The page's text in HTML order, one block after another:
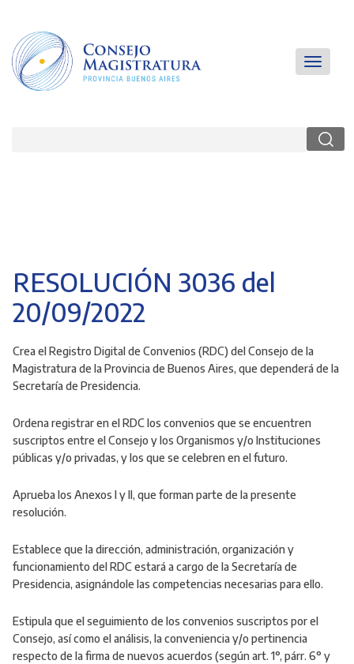
contenido
principal
MainToggle
RESOLUCIÓN 3036 del
20/09/2022
Crea el Registro Digital de Convenios (RDC) del Consejo de la
Magistratura de la Provincia de Buenos Aires, que dependerá de la
Secretaría de Presidencia.
Ordena registrar en el RDC los convenios que se encuentren
suscriptos entre el Consejo y los Organismos y/o Instituciones
públicas y/o privadas, y los que se celebren en el futuro.
Aprueba los Anexos I y II, que forman parte de la presente
resolución.
Establece que la dirección, administración, organización y
funcionamiento del RDC estará a cargo de la Secretaría de
Presidencia, asignándole las competencias necesarias para ello.
Estipula que el seguimiento de los convenios suscriptos por el
Consejo, así como el análisis, la conveniencia y/o pertinencia
respecto de la firma de nuevos acuerdos (según art. 1°, párr. 6° y